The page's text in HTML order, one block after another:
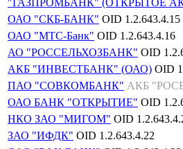
"ГАЗПРОМБАНК" (ОТКРЫТОЕ
ОАО "СКБ-БАНК" OID 1.2.643.4.15
ОАО "МТС-Банк" OID 1.2.643.4.16
АО "РОССЕЛЬХОЗБАНК" OID
АКБ "ИНВЕСТБАНК" (ОАО) OID
ПАО "СОВКОМБАНК" АКБ
ОАО БАНК "ОТКРЫТИЕ" OID
НКО ЗАО "МИГОМ" OID
ЗАО "ИФДК" OID 1.2.643.4.22